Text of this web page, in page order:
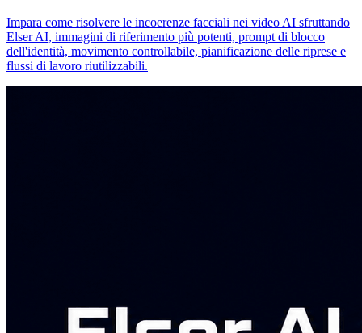
Impara come risolvere le incoerenze facciali nei video AI sfruttando
Elser AI, immagini di riferimento più potenti, prompt di blocco
dell'identità, movimento controllabile, pianificazione delle riprese e
flussi di lavoro riutilizzabili.